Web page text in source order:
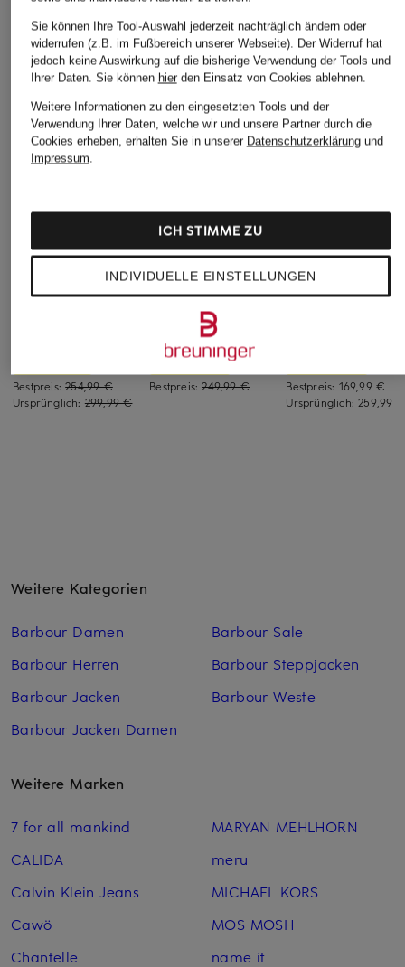
MRS & HUGS
Bestpreis:254,99 €
Ursprünglich: 299,99 €
+Aktionsrabatt
RIANI
Kleid mit Lochspitze
199,99 €
Bestpreis:249,99 €
+Aktionsrabatt
MRS & HUGS
Bestpreis: 169,99 €
Ursprünglich:259,99 €
Weitere Kategorien
Barbour Damen
Barbour Herren
Barbour Jacken
Barbour Jacken Damen
Barbour Sale
Barbour Steppjacken
Barbour Weste
Weitere Marken
7 for all mankind
CALIDA
Calvin Klein Jeans
Cawö
Chantelle
MARYAN MEHLHORN
meru
MICHAEL KORS
MOS MOSH
name it
Sie können Ihre Tool-Auswahl jederzeit nachträglich ändern oder
widerrufen (z.B. im Fußbereich unserer Webseite). Der Widerruf hat
jedoch keine Auswirkung auf die bisherige Verwendung der Tools und
Ihrer Daten. Sie können hierden Einsatz von Cookies ablehnen.
Weitere Informationen zu den eingesetzten Tools und der
Verwendung Ihrer Daten, welche wir und unsere Partner durch die
Cookies erheben, erhalten Sie in unserer Datenschutzerklärungund
Impressum.
INDIVIDUELLE EINSTELLUNGEN
ICH STIMME ZU